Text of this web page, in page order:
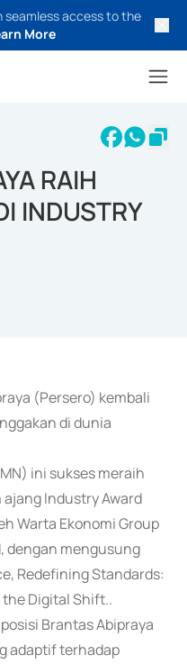
access to the
More
RAIH
INDUSTRY
(Persero) kembali
di dunia
ini sukses meraih
Industry Award
Warta Ekonomi Group
dengan mengusung
Redefining Standards:
Digital Shift..
Brantas Abipraya
adaptif terhadap